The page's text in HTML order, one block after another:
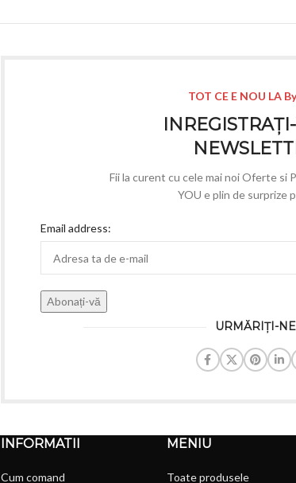
TOT CE E NOU LA
Fii la curent cu cele mai noi Oferte si
YOU e plin de surprize
Email address:
URMĂRIȚI-NE
INFORMATII
Cum comand
MENIU
Toate produsele